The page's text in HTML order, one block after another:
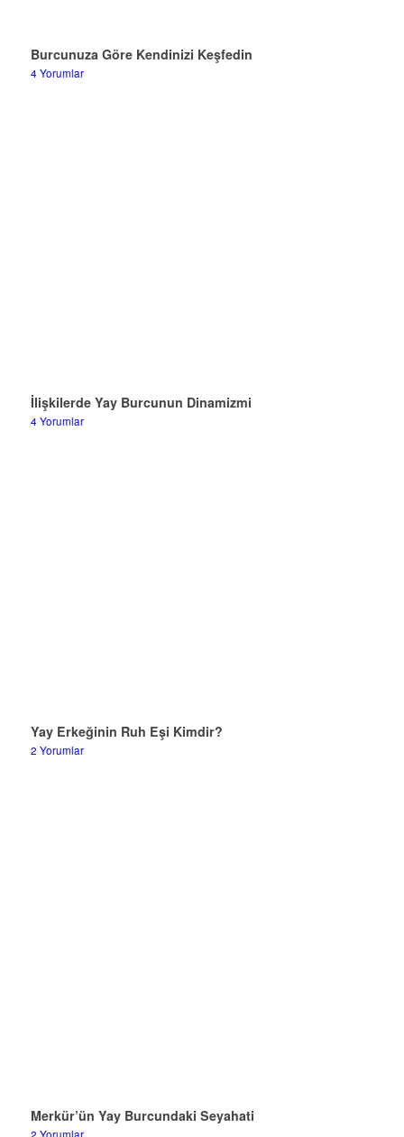
Burcunuza Göre Kendinizi Keşfedin
4 Yorumlar
İlişkilerde Yay Burcunun Dinamizmi
4 Yorumlar
Yay Erkeğinin Ruh Eşi Kimdir?
2 Yorumlar
Merkür’ün Yay Burcundaki Seyahati